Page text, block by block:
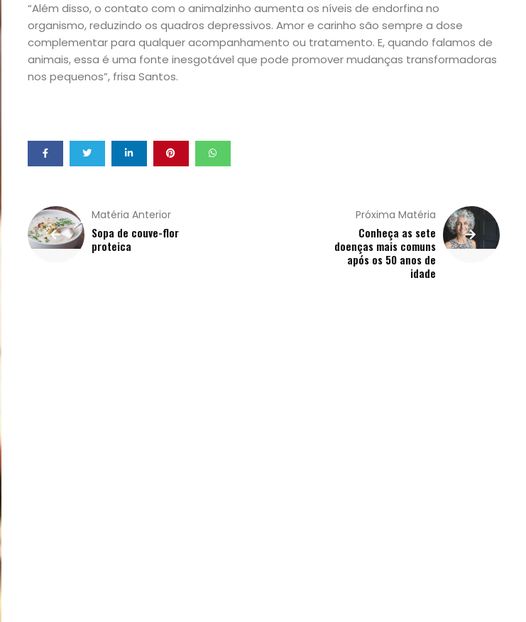
Variedades
“Além disso, o contato com o animalzinho aumenta os níveis de endorfina no
organismo, reduzindo os quadros depressivos. Amor e carinho são sempre a dose
complementar para qualquer acompanhamento ou tratamento. E, quando falamos de
animais, essa é uma fonte inesgotável que pode promover mudanças transformadoras
nos pequenos”, frisa Santos.
Matéria Anterior
Sopa de couve-flor
proteica
Próxima Matéria
Conheça as sete
doenças mais comuns
após os 50 anos de
idade